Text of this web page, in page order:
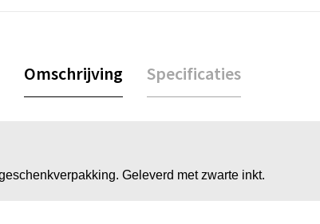
Omschrijving Specificaties
Geleverd met zwarte inkt.